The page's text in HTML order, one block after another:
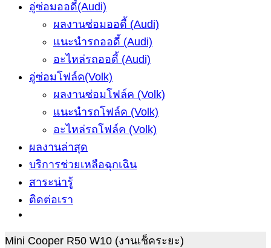
อู่ซ่อมออดี้(Audi)
ผลงานซ่อมออดี้ (Audi)
แนะนำรถออดี้ (Audi)
อะไหล่รถออดี้ (Audi)
อู่ซ่อมโฟล์ค(Volk)
ผลงานซ่อมโฟล์ค (Volk)
แนะนำรถโฟล์ค (Volk)
อะไหล่รถโฟล์ค (Volk)
ผลงานล่าสุด
บริการช่วยเหลือฉุกเฉิน
สาระน่ารู้
ติดต่อเรา
Mini Cooper R50 W10 (งานเช็คระยะ)